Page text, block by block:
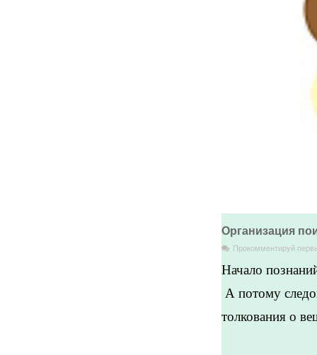
Организация
Прокомментируй
Начало
А потому
толкования о